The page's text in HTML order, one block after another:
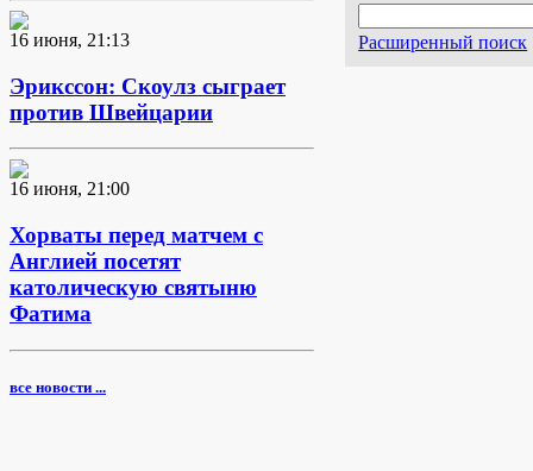
16 июня, 21:13
Эрикссон: Скоулз сыграет
против Швейцарии
16 июня, 21:00
Хорваты перед матчем с
Англией посетят
католическую святыню
Фатима
все новости ...
Расширенный поиск